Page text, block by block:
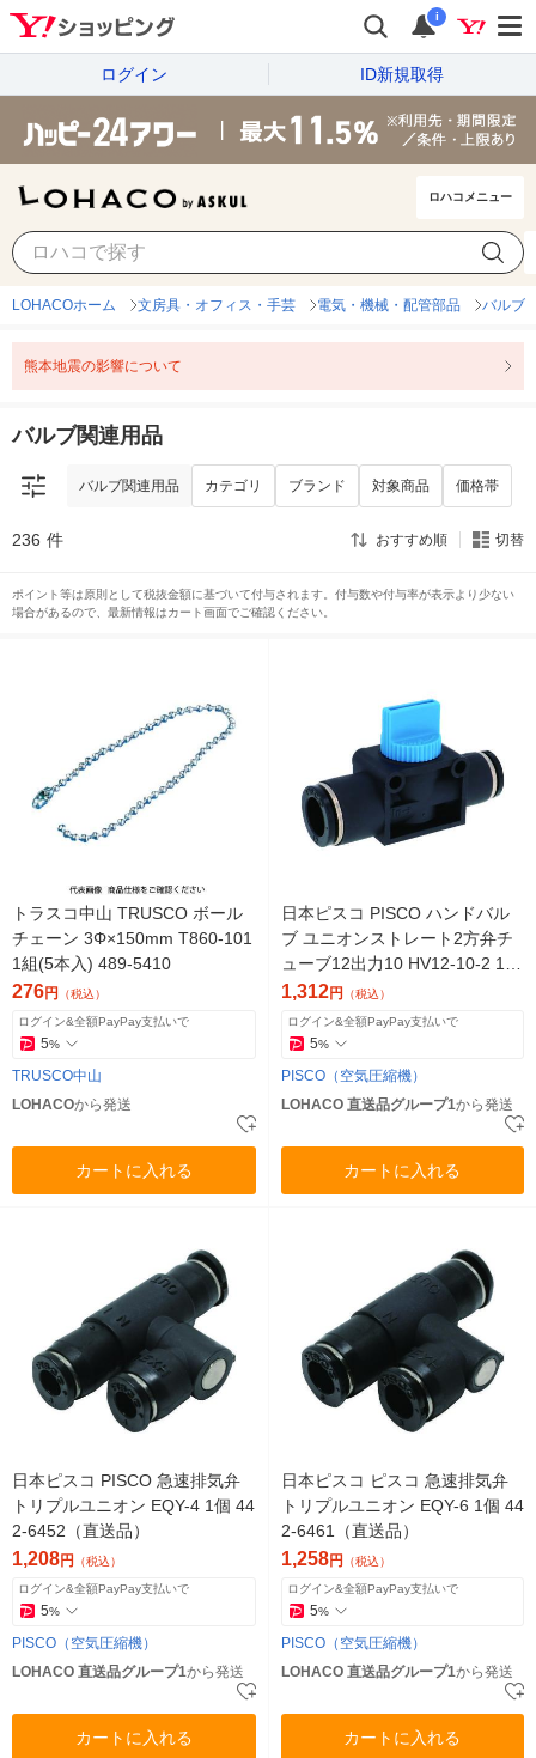
i
ログイン ID新規取得
ロハコメニュー
バルブ関連用品
LOHACOホーム 文房具・オフィス・手芸 電気・機械・配管部品 バルブ
熊本地震の影響について
バルブ関連用品
バルブ関連用品 カテゴリ ブランド 対象商品 価格帯
236 件 おすすめ順 切替
ポイント等は原則として税抜金額に基づいて付与されます。付与数や付与率が表示より少ない
場合があるので、最新情報はカート画面でご確認ください。
トラスコ中山 TRUSCO ボール
チェーン 3Φ×150mm T860-101
1組(5本入) 489-5410
276円 （税込）
ログイン&全額PayPay支払いで
5%
TRUSCO中山
LOHACOから発送
カートに入れる
日本ピスコ PISCO ハンドバル
ブ ユニオンストレート2方弁チ
ューブ12出力10 HV12-10-2 1個
474-2672（直送品）
1,312円 （税込）
ログイン&全額PayPay支払いで
5%
PISCO（空気圧縮機）
LOHACO 直送品グループ1から発送
カートに入れる
日本ピスコ PISCO 急速排気弁
トリプルユニオン EQY-4 1個 44
2-6452（直送品）
1,208円 （税込）
ログイン&全額PayPay支払いで
5%
PISCO（空気圧縮機）
LOHACO 直送品グループ1から発送
カートに入れる
日本ピスコ ピスコ 急速排気弁
トリプルユニオン EQY-6 1個 44
2-6461（直送品）
1,258円 （税込）
ログイン&全額PayPay支払いで
5%
PISCO（空気圧縮機）
LOHACO 直送品グループ1から発送
カートに入れる